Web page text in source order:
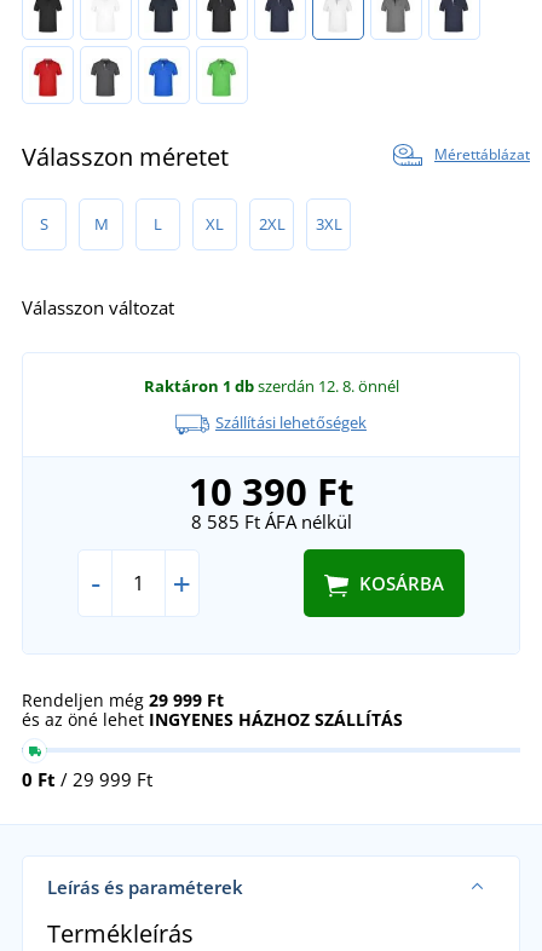
Válasszon méretet Mérettáblázat
S M L XL 2XL 3XL
Válasszon változat
Raktáron 1 dbszerdán 12. 8.önnél
Szállítási lehetőségek
10 390 Ft
8 585 FtÁFA nélkül
- + KOSÁRBA
Rendeljen még 29 999 Ft
és az öné lehet INGYENES HÁZHOZ SZÁLLÍTÁS
0 Ft / 29 999 Ft
Leírás és paraméterek
Termékleírás